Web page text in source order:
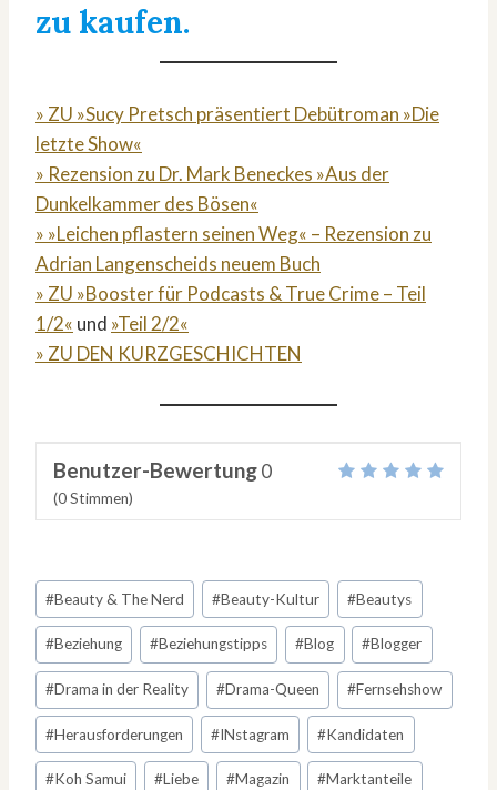
zu kaufen.
» ZU »Sucy Pretsch präsentiert Debütroman »Die
letzte Show«
» Rezension zu Dr. Mark Beneckes »Aus der
Dunkelkammer des Bösen«
» »Leichen pflastern seinen Weg« – Rezension zu
Adrian Langenscheids neuem Buch
» ZU »Booster für Podcasts & True Crime – Teil
1/2« und »Teil 2/2«
» ZU DEN KURZGESCHICHTEN
Benutzer-Bewertung0
(0Stimmen)
Schlagworte:
#Beauty & The Nerd #Beauty-Kultur #Beautys
#Beziehung #Beziehungstipps #Blog #Blogger
#Drama in der Reality #Drama-Queen #Fernsehshow
#Herausforderungen #INstagram #Kandidaten
#Koh Samui #Liebe #Magazin #Marktanteile